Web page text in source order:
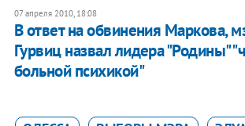
07 апреля 2010, 18:08
В ответ на обвинения Маркова,
Гурвиц назвал лидера "Родины"
больной психикой"